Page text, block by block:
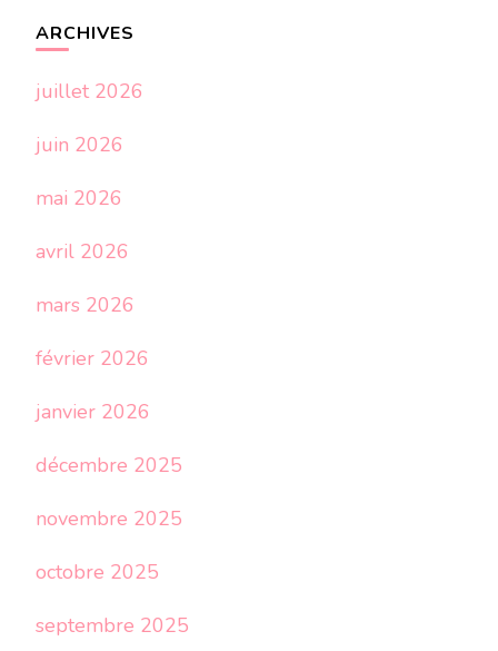
ARCHIVES
juillet 2026
juin 2026
mai 2026
avril 2026
mars 2026
février 2026
janvier 2026
décembre 2025
novembre 2025
octobre 2025
septembre 2025